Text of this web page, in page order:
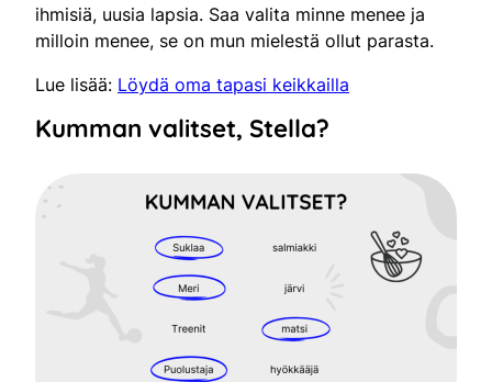
ihmisiä, uusia lapsia. Saa valita minne menee ja
milloin menee, se on mun mielestä ollut parasta.
Lue lisää: Löydä oma tapasi keikkailla
Kumman valitset, Stella?